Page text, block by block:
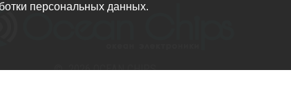
© 2026 OCEAN CHIPS
персональных данных.